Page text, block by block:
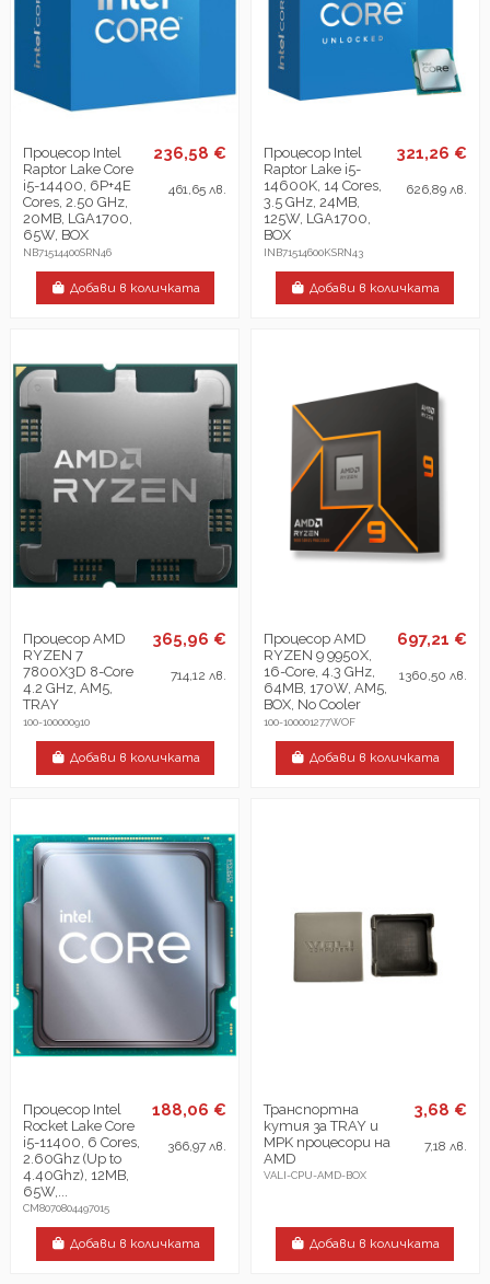
Процесор Intel
Raptor Lake Core
i5-14400, 6P+4E
Cores, 2.50 GHz,
20MB, LGA1700,
65W, BOX
NB71514400SRN46
236,58 €
461,65 лв.
Добави в количката
Процесор Intel
Raptor Lake i5-
14600K, 14 Cores,
3.5 GHz, 24MB,
125W, LGA1700,
BOX
INB71514600KSRN43
321,26 €
626,89 лв.
Добави в количката
Процесор AMD
RYZEN 7
7800X3D 8-Core
4.2 GHz, AM5,
TRAY
100-100000910
365,96 €
714,12 лв.
Добави в количката
Процесор AMD
RYZEN 9 9950X,
16-Core, 4.3 GHz,
64MB, 170W, AM5,
BOX, No Cooler
100-100001277WOF
697,21 €
1360,50 лв.
Добави в количката
Процесор Intel
Rocket Lake Core
i5-11400, 6 Cores,
2.60Ghz (Up to
4.40Ghz), 12MB,
65W,...
CM8070804497015
188,06 €
366,97 лв.
Добави в количката
Транспортна
кутия за TRAY и
MPK процесори на
AMD
VALI-CPU-AMD-BOX
3,68 €
7,18 лв.
Добави в количката